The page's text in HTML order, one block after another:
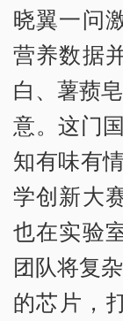
晓翼一问
营养数据
白、薯蓣
意。这门
知有味有
学创新大
也在实验
团队将复
的芯片，